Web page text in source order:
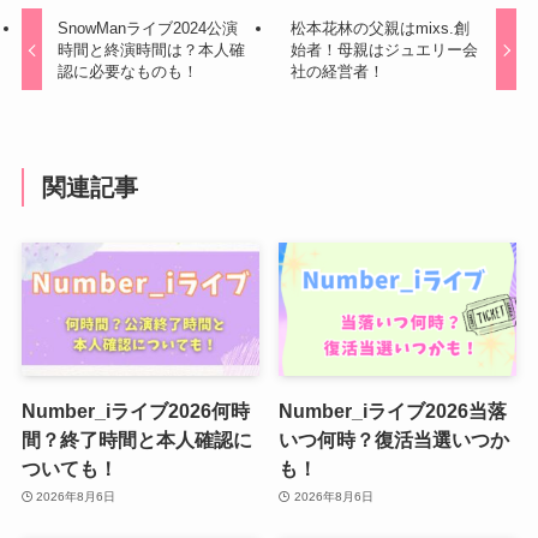
SnowManライブ2024公演
時間と終演時間は？本人確
認に必要なものも！
松本花林の父親はmixs.創
始者！母親はジュエリー会
社の経営者！
関連記事
Number_iライブ2026何時
間？終了時間と本人確認に
ついても！
2026年8月6日
Number_iライブ2026当落
いつ何時？復活当選いつか
も！
2026年8月6日